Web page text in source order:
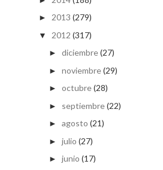
► 2013 (279)
▼ 2012 (317)
► diciembre(27)
► noviembre(29)
► octubre(28)
► septiembre(22)
► agosto (21)
► julio (27)
► junio (17)